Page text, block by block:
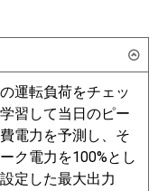
FDTZ636H6SA-rak
airf
osj
GUXA06313MUB
RUXA06333XU
運転負荷をチェッ
習して当日のピー
電力を予測し、そ
ク電力を100%とし
定した最大出力